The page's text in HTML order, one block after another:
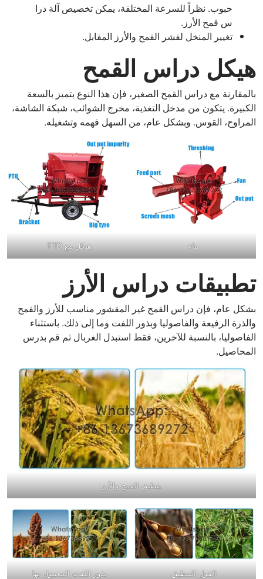
حبوب. نظراً للسرعة المختلفة، يمكن تخصيص آلة درا
س قمح الأرز.
تغيير المنخل لقشر القمح والأرز المقابل.
هيكل دراس القمح
بالمقارنة مع دراس القمح الصغير، فإن هذا النوع يتميز بالسعة
الكبيرة. يتكون من مدخل التغذية، مخرج الشوائب، شبكة الشاشة،
المراوح، القوس. وبشكل عام، من السهل فهمه وتشغيله.
بناء هيكل مع PTO
تطبيقات دراس الأرز
بشكل عام، فإن دراس القمح غير المقشور مناسب للأرز والقمح
والذرة الرفيعة والفاصوليا وبذور اللفت وما إلى ذلك. باستثناء
الفاصوليا، بالنسبة للآخرين، فقط استبدل الغربال ثم قم بدرس
المحاصيل.
ينطبق القمح والأرز
الفول المطبق بذور اللفت المعمول بها